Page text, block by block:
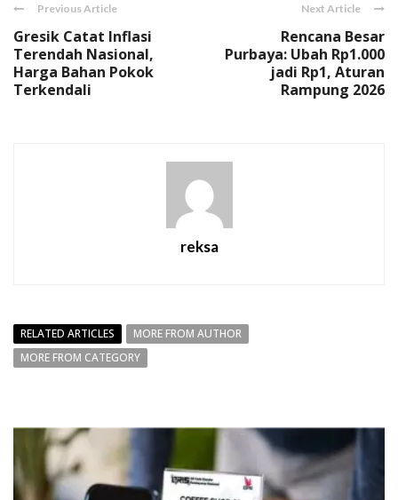
Previous Article
Gresik Catat Inflasi
Terendah Nasional,
Harga Bahan Pokok
Terkendali
Next Article
Rencana Besar
Purbaya: Ubah Rp1.000
jadi Rp1, Aturan
Rampung 2026
reksa
RELATED ARTICLES
MORE FROM AUTHOR
MORE FROM CATEGORY